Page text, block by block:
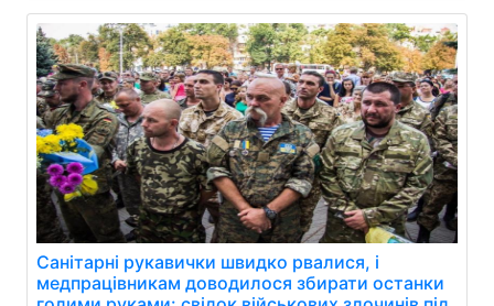
Санітарні рукавички швидко рвалися, і
медпрацівникам доводилося збирати останки